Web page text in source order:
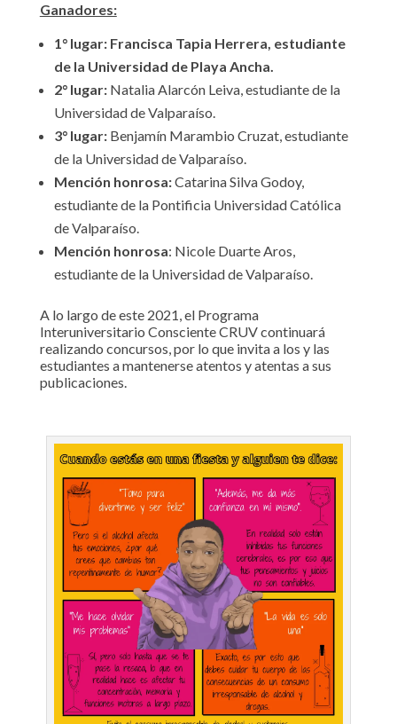
Ganadores:
1° lugar: Francisca Tapia Herrera, estudiante
de la Universidad de Playa Ancha.
2° lugar:Natalia Alarcón Leiva, estudiante de la
Universidad de Valparaíso.
3° lugar:Benjamín Marambio Cruzat, estudiante
de la Universidad de Valparaíso.
Mención honrosa:Catarina Silva Godoy,
estudiante de la Pontificia Universidad Católica
de Valparaíso.
Mención honrosa: Nicole Duarte Aros,
estudiante de la Universidad de Valparaíso.
A lo largo de este 2021, el Programa
Interuniversitario Consciente CRUV continuará
realizando concursos, por lo que invita a los y las
estudiantes a mantenerse atentos y atentas a sus
publicaciones.